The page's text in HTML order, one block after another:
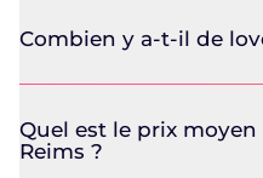
Afficher tous
Combien y a-t-il de
Quel est le prix
Reims ?